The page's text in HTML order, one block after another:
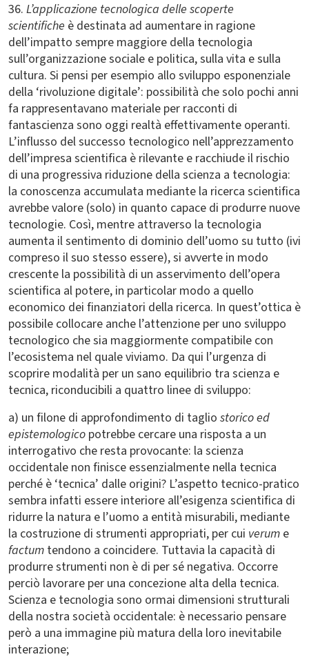
36. L’applicazione tecnologica delle scoperte
scientifiche è destinata ad aumentare in ragione
dell’impatto sempre maggiore della tecnologia
sull’organizzazione sociale e politica, sulla vita e sulla
cultura. Si pensi per esempio allo sviluppo esponenziale
della ‘rivoluzione digitale’: possibilità che solo pochi anni
fa rappresentavano materiale per racconti di
fantascienza sono oggi realtà effettivamente operanti.
L’influsso del successo tecnologico nell’apprezzamento
dell’impresa scientifica è rilevante e racchiude il rischio
di una progressiva riduzione della scienza a tecnologia:
la conoscenza accumulata mediante la ricerca scientifica
avrebbe valore (solo) in quanto capace di produrre nuove
tecnologie. Così, mentre attraverso la tecnologia
aumenta il sentimento di dominio dell’uomo su tutto (ivi
compreso il suo stesso essere), si avverte in modo
crescente la possibilità di un asservimento dell’opera
scientifica al potere, in particolar modo a quello
economico dei finanziatori della ricerca. In quest’ottica è
possibile collocare anche l’attenzione per uno sviluppo
tecnologico che sia maggiormente compatibile con
l’ecosistema nel quale viviamo. Da qui l’urgenza di
scoprire modalità per un sano equilibrio tra scienza e
tecnica, riconducibili a quattro linee di sviluppo:
a) un filone di approfondimento di taglio storico ed
epistemologico potrebbe cercare una risposta a un
interrogativo che resta provocante: la scienza
occidentale non finisce essenzialmente nella tecnica
perché è ‘tecnica’ dalle origini? L’aspetto tecnico-pratico
sembra infatti essere interiore all’esigenza scientifica di
ridurre la natura e l’uomo a entità misurabili, mediante
la costruzione di strumenti appropriati, per cui verum e
factum tendono a coincidere. Tuttavia la capacità di
produrre strumenti non è di per sé negativa. Occorre
perciò lavorare per una concezione alta della tecnica.
Scienza e tecnologia sono ormai dimensioni strutturali
della nostra società occidentale: è necessario pensare
però a una immagine più matura della loro inevitabile
interazione;